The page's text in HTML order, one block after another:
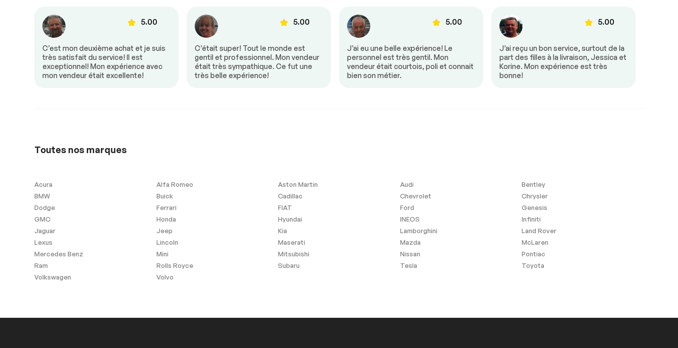
Phares anti-brouillard
5.00
C’est mon deuxième achat et je suis
très satisfait du service! Il est
exceptionnel! Mon expérience avec
mon vendeur était excellente!
5.00
C’était super! Tout le monde est
gentil et professionnel. Mon vendeur
était très sympathique. Ce fut une
très belle expérience!
5.00
J’ai eu une belle expérience! Le
personnel est très gentil. Mon
vendeur était courtois, poli et connait
bien son métier.
5.00
J’ai reçu un bon service, surtout de la
part des filles à la livraison, Jessica et
Korine. Mon expérience est très
bonne!
Toutes nos marques
Acura Alfa Romeo Aston Martin Audi
Bentley
BMW
Buick Cadillac Chevrolet
Chrysler
Dodge
Ferrari FIAT Ford
Genesis
GMC
Honda Hyundai INEOS
Infiniti
Jaguar
Jeep Kia Lamborghini
Land Rover
Lexus
Lincoln Maserati Mazda
McLaren
Mercedes Benz
Mini Mitsubishi Nissan
Pontiac
Ram
Rolls Royce Subaru Tesla
Toyota
Volkswagen
Volvo